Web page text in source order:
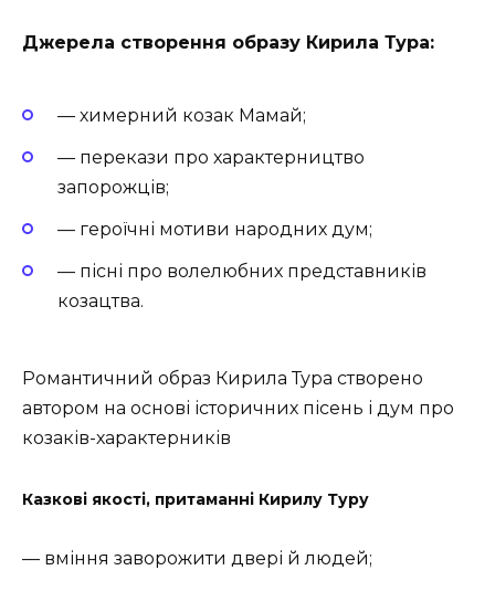
Джерела створення образу Кирила Тура:
— химерний козак Мамай;
— перекази про характерництво
запорожців;
— героїчні мотиви народних дум;
— пісні про волелюбних представників
козацтва.
Романтичний образ Кирила Тура створено
автором на основі історичних пісень і дум про
козаків-характерників
Казкові якості, притаманні Кирилу Туру
— вміння заворожити двері й людей;